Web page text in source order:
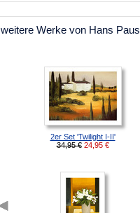
weitere Werke von Hans Paus
2er Set 'Twilight I-II'
34,95 € 24,95 €